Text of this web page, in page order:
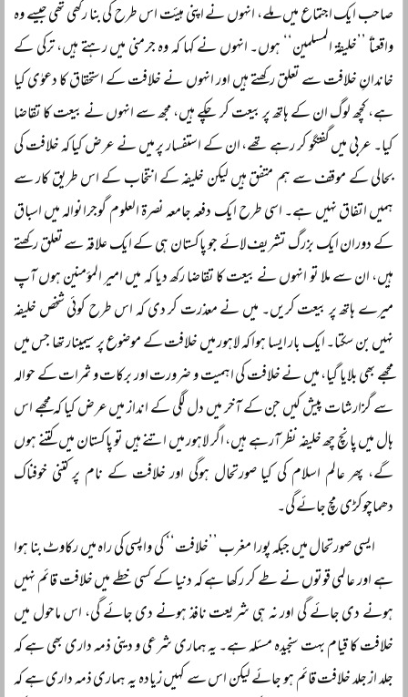
صاحب ایک اجتماع میں ملے، انہوں نے اپنی ہیئت اس طرح کی بنا رکھی تھی جیسے وہ
واقعتاً ’’خلیفۃ المسلمین‘‘ ہوں۔ انہوں نے کہا کہ وہ جرمنی میں رہتے ہیں، ترکی کے
خاندانِ خلافت سے تعلق رکھتے ہیں اور انہوں نے خلافت کے استحقاق کا دعوٰی کیا
ہے، کچھ لوگ ان کے ہاتھ پر بیعت کر چکے ہیں، مجھ سے انہوں نے بیعت کا تقاضا
کیا۔ عربی میں گفتگو کر رہے تھے، ان کے استفسار پر میں نے عرض کیا کہ خلافت کی
بحالی کے موقف سے ہم متفق ہیں لیکن خلیفہ کے انتخاب کے اس طریق کار سے
ہمیں اتفاق نہیں ہے۔ اسی طرح ایک دفعہ جامعہ نصرۃ العلوم گوجرانوالہ میں اسباق
کے دوران ایک بزرگ تشریف لائے جو پاکستان ہی کے ایک علاقہ سے تعلق رکھتے
ہیں، ان سے ملا تو انہوں نے بیعت کا تقاضا رکھ دیا کہ میں امیر المؤمنین ہوں آپ
میرے ہاتھ پر بیعت کریں۔ میں نے معذرت کر دی کہ اس طرح کوئی شخص خلیفہ
نہیں بن سکتا۔ ایک بار ایسا ہوا کہ لاہور میں خلافت کے موضوع پر سیمینار تھا جس میں
مجھے بھی بلایا گیا، میں نے خلافت کی اہمیت و ضرورت اور برکات و ثمرات کے حوالہ
سے گزارشات پیش کیں جن کے آخر میں دل لگی کے انداز میں عرض کیا کہ مجھے اس
ہال میں پانچ چھ خلیفہ نظر آرہے ہیں، اگر لاہور میں اتنے ہیں تو پاکستان میں کتنے ہوں
گے، پھر عالم اسلام کی کیا صورتحال ہوگی اور خلافت کے نام پر کتنی خوفناک
دھماچوکڑی مچ جائے گی۔
ایسی صورتحال میں جبکہ پورا مغرب ’’خلافت‘‘ کی واپسی کی راہ میں رکاوٹ بنا ہوا
ہے اور عالمی قوتوں نے طے کر رکھا ہے کہ دنیا کے کسی خطے میں خلافت قائم نہیں
ہونے دی جائے گی اور نہ ہی شریعت نافذ ہونے دی جائے گی، اس ماحول میں
خلافت کا قیام بہت سنجیدہ مسئلہ ہے۔ یہ ہماری شرعی و دینی ذمہ داری بھی ہے کہ
جلد از جلد خلافت قائم ہو جائے لیکن اس سے کہیں زیادہ یہ ہماری ذمہ داری ہے کہ